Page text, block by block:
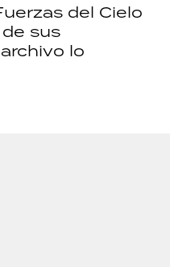
del Cielo
sus
lo